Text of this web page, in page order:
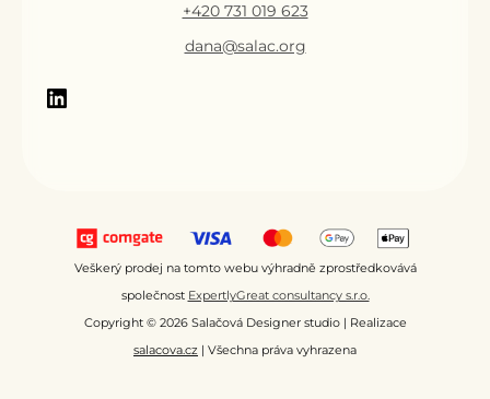
+420 731 019 623
dana@salac.org
Veškerý prodej na tomto webu výhradně zprostředkovává
společnost ExpertlyGreat consultancy s.r.o.
Copyright © 2026 Salačová Designer studio | Realizace
salacova.cz | Všechna práva vyhrazena